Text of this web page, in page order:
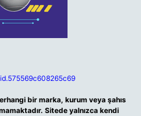
bir marka, kurum veya şahıs
Sitede yalnızca kendi